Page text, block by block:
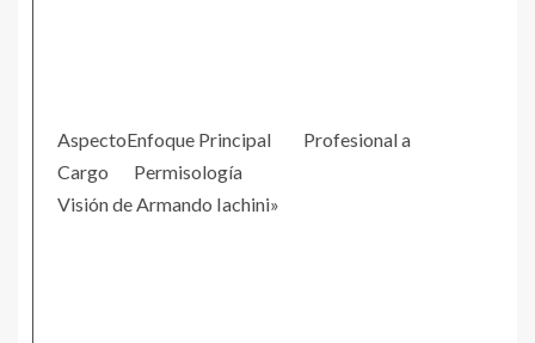
AspectoEnfoque Principal Profesional a
Cargo
Visión de Armando Iachini»